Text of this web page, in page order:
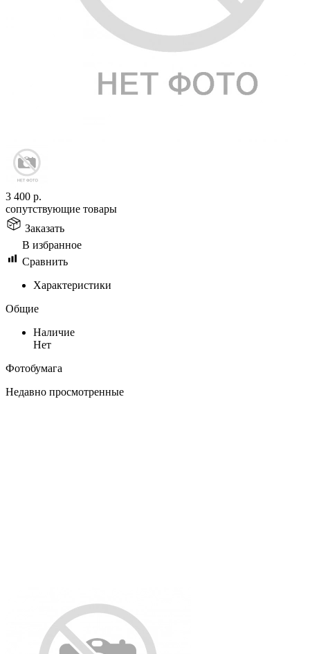
3 400 р.
сопутствующие товары
Заказать
В избранное
Сравнить
Характеристики
Общие
Наличие
Нет
Фотобумага
Недавно просмотренные